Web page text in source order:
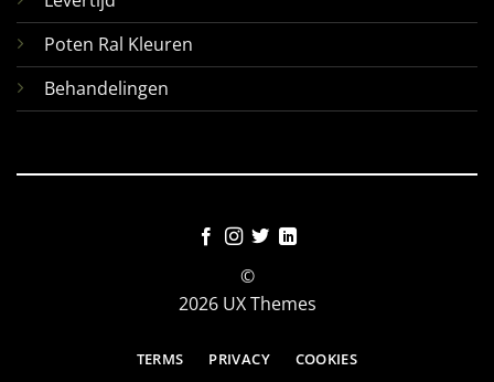
Poten Ral Kleuren
Behandelingen
©
2026 UX Themes
TERMS PRIVACY COOKIES